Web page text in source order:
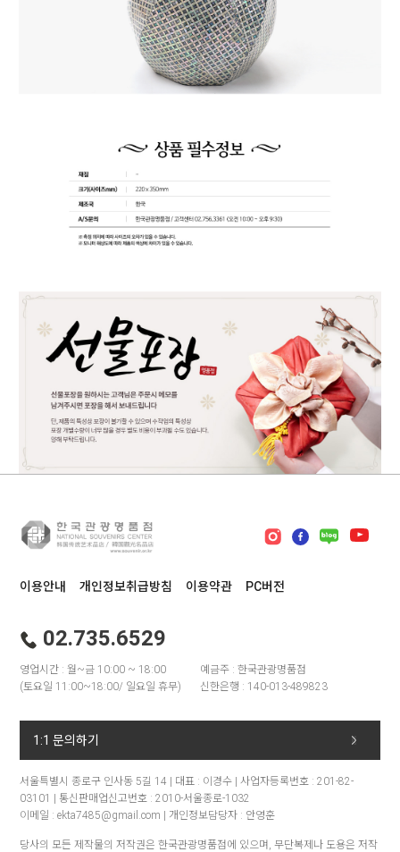
이용안내 개인정보취급방침 이용약관 PC버전
02.735.6529
영업시간 : 월~금 10:00 ~ 18:00
(토요일 11:00~18:00/ 일요일 휴무)
예금주 : 한국관광명품점
신한은행 : 140-013-489823
1:1 문의하기
서울특별시 종로구 인사동 5길 14 | 대표 : 이경수 | 사업자등록번호 : 201-82-
03101 | 통신판매업신고번호 : 2010-서울종로-1032
이메일 : ekta7485@gmail.com | 개인정보담당자 : 안영훈
당사의 모든 제작물의 저작권은 한국관광명품점에 있으며, 무단복제나 도용은 저작